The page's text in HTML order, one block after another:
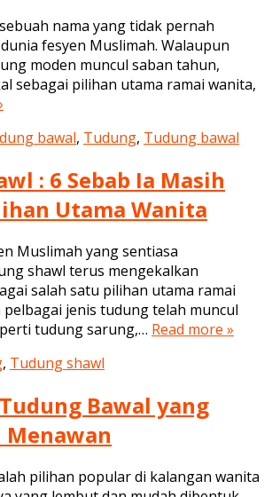
nama yang tidak pernah
fesyen Muslimah. Walaupun
moden muncul saban tahun,
sebagai pilihan utama ramai wanita,
bawal, Tudung, Tudung bawal
: 6 Sebab Ia Masih
Utama Wanita
Muslimah yang sentiasa
shawl terus mengekalkan
salah satu pilihan utama ramai
jenis tudung telah muncul
tudung sarung,… Read more »
, Tudung shawl
Bawal yang
Menawan
pilihan popular di kalangan wanita